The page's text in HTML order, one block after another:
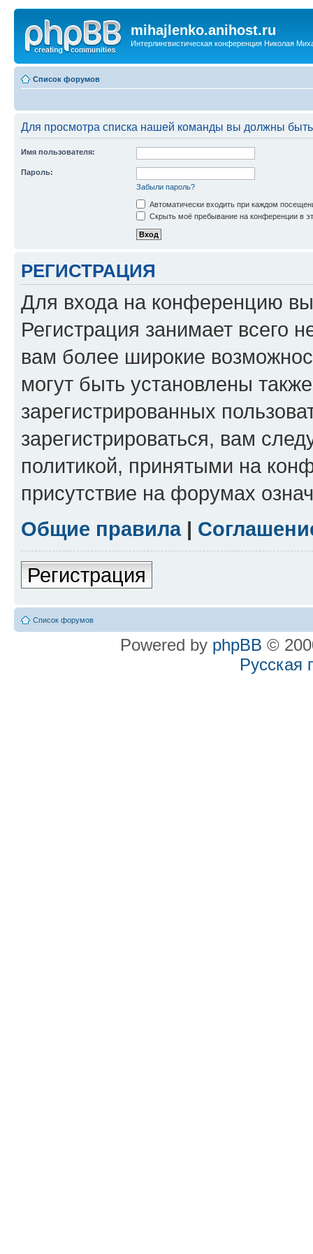
mihajlenko.anihost.ru
Интерлингвистическая конференция Николая
Список форумов
Для просмотра списка нашей команды вы должны
Имя пользователя:
Пароль:
Забыли пароль?
Автоматически входить при каждом
Скрыть моё пребывание на конференции в
РЕГИСТРАЦИЯ
Для входа на конференцию
Регистрация занимает всего
вам более широкие
могут быть установлены
зарегистрированных
зарегистрироваться, вам
политикой, принятыми на
присутствие на форумах
Общие правила|
Регистрация
Список форумов
Powered by phpBB ©
Русская